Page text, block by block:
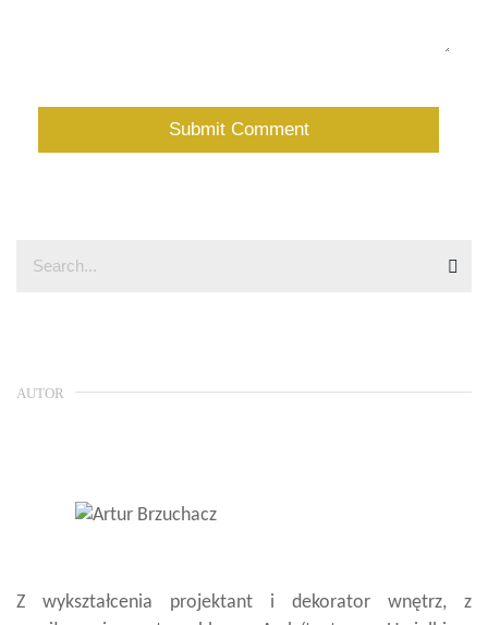
AUTOR
Z wykształcenia projektant i dekorator wnętrz, z